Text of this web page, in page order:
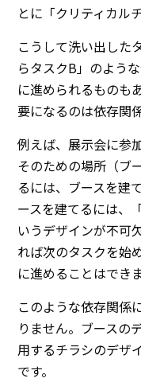
とに「クリティカル
こうして洗い出した
らタスクB」のよう
に進められるものも
要になるのは依存関
例えば、展示会に参
そのための場所（ブ
るには、ブースを建
ースを建てるには、
いうデザインが不可
れば次のタスクを始
に進めることはでき
このような依存関係
りません。ブースの
用するチラシのデザ
です。